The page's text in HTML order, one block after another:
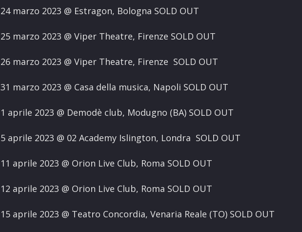
24 marzo 2023 @ Estragon, Bologna SOLD OUT
25 marzo 2023 @ Viper Theatre, Firenze SOLD OUT
26 marzo 2023 @ Viper Theatre, Firenze SOLD OUT
31 marzo 2023 @ Casa della musica, Napoli SOLD OUT
1 aprile 2023 @ Demodè club, Modugno (BA) SOLD OUT
5 aprile 2023 @ 02 Academy Islington, Londra SOLD OUT
11 aprile 2023 @ Orion Live Club, Roma SOLD OUT
12 aprile 2023 @ Orion Live Club, Roma SOLD OUT
15 aprile 2023 @ Teatro Concordia, Venaria Reale (TO) SOLD OUT